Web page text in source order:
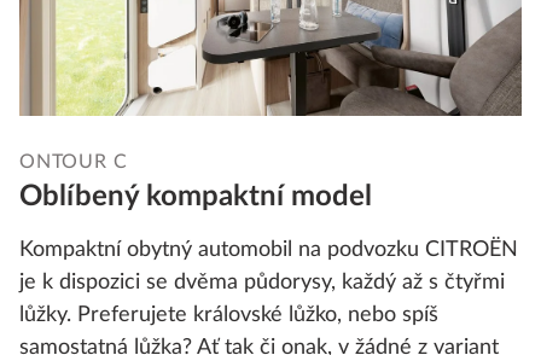
ONTOUR C
Oblíbený kompaktní model
Kompaktní obytný automobil na podvozku CITROËN
je k dispozici se dvěma půdorysy, každý až s čtyřmi
lůžky. Preferujete královské lůžko, nebo spíš
samostatná lůžka? Ať tak či onak, v žádné z variant